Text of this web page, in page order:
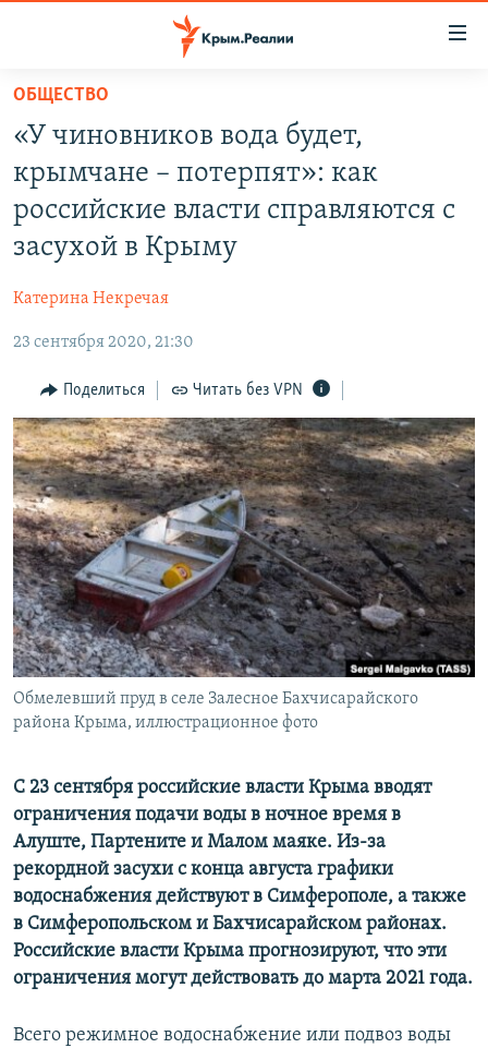
Вернуться
основному
содержанию
Вернутся
главной
Вернутся
ГРУЗ 200
КАРТА ВОЕННЫХ ОБЪЕКТОВ КРЫМА
ВОДА
ИНТЕРАКТИВ
ИНФОГРАФИКА
ТЕЛЕПРОЕКТ КРЫМ.РЕАЛИИ
СОВЕТЫ ПРАВОЗАЩИТНИКОВ
ПРОПАВШИЕ БЕЗ ВЕСТИ
ПОБЕДИТЕЛЕЙ НЕ СУДЯТ?
КРЫМ.НЕПОКОРЕННЫЙ
ELIFBE
УКРАИНСКАЯ ПРОБЛЕМА КРЫМА
РАДІО СВОБОДА
КАК ОБОЙТИ БЛОКИРОВКУ
Qırımtatar
ПРИСОЕДИНЯЙТЕСЬ!
Все сайты RFE/RL
ОБЩЕСТВО
«У чиновников вода будет,
крымчане – потерпят»: как
российские власти справляются с
засухой в Крыму
Катерина Некречая
23 сентября 2020, 21:30
Поделиться Читать без VPN
Обмелевший пруд в селе Залесное Бахчисарайского
района Крыма, иллюстрационное фото
С 23 сентября российские власти Крыма вводят
ограничения подачи воды в ночное время в
Алуште, Партените и Малом маяке. Из-за
рекордной засухи с конца августа графики
водоснабжения действуют в Симферополе, а также
в Симферопольском и Бахчисарайском районах.
Российские власти Крыма прогнозируют, что эти
ограничения могут действовать до марта 2021 года.
Всего режимное водоснабжение или подвоз воды